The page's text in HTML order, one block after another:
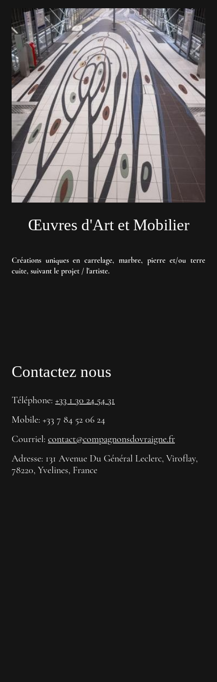
Œuvres d'Art et Mobilier
Créations uniques en carrelage, marbre, pierre et/ou terre
cuite, suivant le projet / l'artiste.
Contactez nous
Téléphone: +33 1 30 24 54 31
Mobile: +33 7 84 52 06 24
Courriel: contact@compagnonsdovraigne.fr
Adresse: 131 Avenue Du Général Leclerc, Viroflay,
78220, Yvelines, France